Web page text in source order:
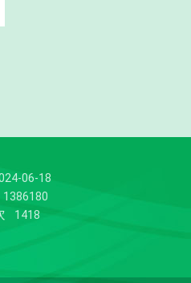
06-18
1386180
1418